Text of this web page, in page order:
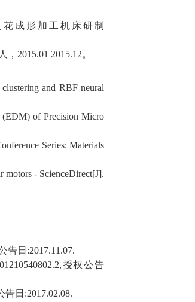
成形加工机床研制
， 2015.01 2015.12。
and RBF neural
(EDM) of Precision Micro
Series: Materials
motors - ScienceDirect[J].
告日 :2017.11.07.
授权公告
告日 :2017.02.08.